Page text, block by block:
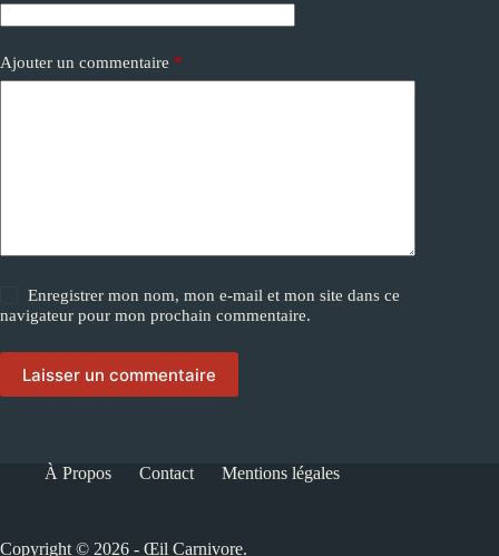
Ajouter un commentaire *
Enregistrer mon nom, mon e-mail et mon site dans ce
navigateur pour mon prochain commentaire.
Laisser un commentaire
À Propos Contact Mentions légales
Copyright © 2026 - Œil Carnivore.